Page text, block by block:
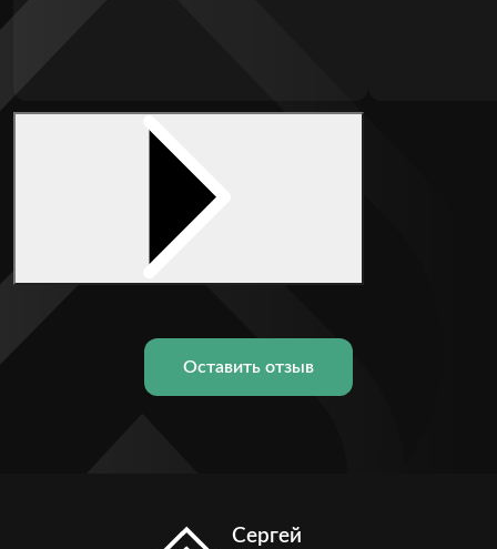
Оставить отзыв
Сергей